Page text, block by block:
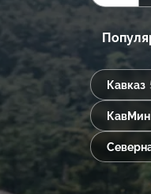
Кавказ